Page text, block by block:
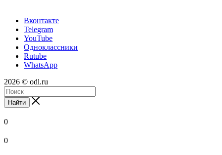
Вконтакте
Telegram
YouTube
Одноклассники
Rutube
WhatsApp
2026 © odl.ru
Найти
0
0